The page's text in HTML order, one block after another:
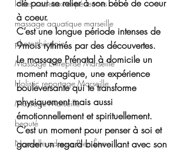
Idées cadeaux expériences
massage aquatique marseille
photo thérapie
Massage Entreprise Marseille
Holistic reportage Marseille
Massage Marseille
beauté
Nouvelle adresse Bien Être
clé pour se relier à son bébé de coeur
à coeur.
C’est une longue période intenses de
9mois rythmés par des découvertes.
Le massage Prénatal à domicile un
moment magique, une expérience
bouleversante qui te transforme
physiquement mais aussi
émotionnellement et spirituellement.
C’est un moment pour penser à soi et
garder un regard bienveillant avec son